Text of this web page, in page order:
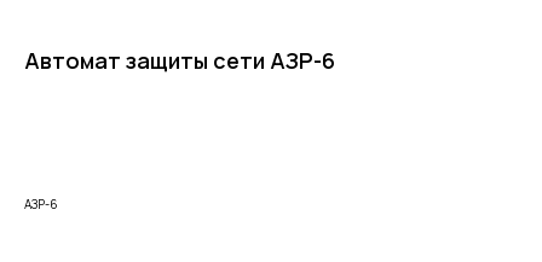
Автомат защиты сети АЗР-6
АЗР-6